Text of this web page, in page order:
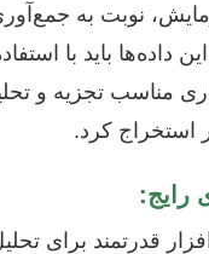
نوبت به
داده‌ها باید با
مناسب تجزیه و
استخراج کرد.
رایج:
قدرتمند برای